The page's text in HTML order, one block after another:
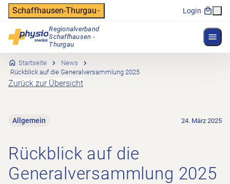
Header
Schaffhausen-Thurgau Login
Regionalverband
Schaffhausen -
Thurgau
Hauptnavigation
Startseite
News
Rückblick auf die Generalversammlung 2025
Zurück zur Übersicht
Allgemein 24. März 2025
Rückblick auf die
Generalversammlung 2025